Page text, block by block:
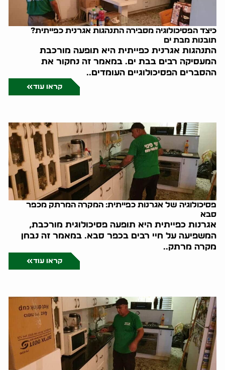
כיצד הפסיכולוגיה מסבירה התנהגות אגרנית כפייתית?
תובנות מבת ים
התנהגות אגרנית כפייתית היא תופעה מורכבת
המעסיקה רבים בבת ים. במאמר זה נחקור את
ההסברים הפסיכולוגיים העומדים..
קראו עוד
פסיכולוגיה של אגרנות כפייתית: המקרה המרתק מכפר
סבא
אגרנות כפייתית היא תופעה פסיכולוגית מורכבת,
המשפיעה על חיי רבים בכפר סבא. במאמר זה נבחן
מקרה מרתק..
קראו עוד